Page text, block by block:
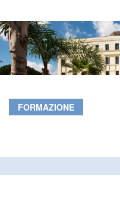
FORMAZIONE